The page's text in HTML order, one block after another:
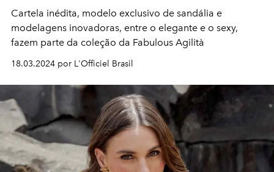
Cartela inédita, modelo exclusivo de sandália e
modelagens inovadoras, entre o elegante e o sexy,
fazem parte da coleção da Fabulous Agilità
18.03.2024 por L'Officiel Brasil